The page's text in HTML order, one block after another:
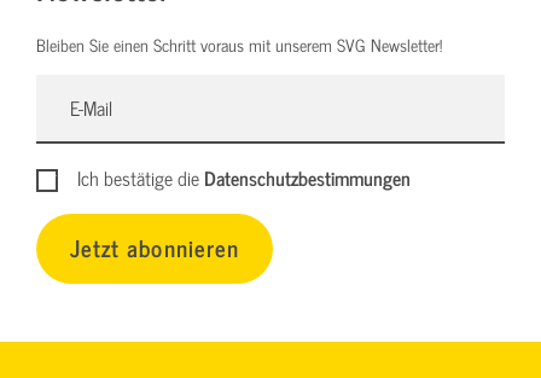
Bleiben Sie einen Schritt voraus mit unserem SVG Newsletter!
Ich bestätige dieDatenschutzbestimmungen
Jetzt abonnieren